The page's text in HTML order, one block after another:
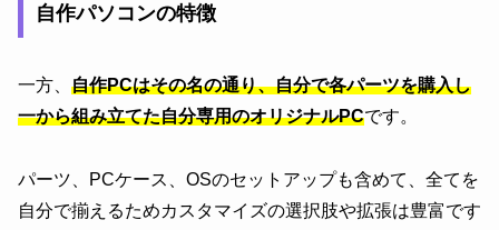
自作パソコンの特徴
一方、 自作PCはその名の通り、自分で各パーツを購入し
一から組み立てた自分専用のオリジナルPCです。
パーツ、PCケース、OSのセットアップも含めて、全てを
自分で揃えるためカスタマイズの選択肢や拡張は豊富です